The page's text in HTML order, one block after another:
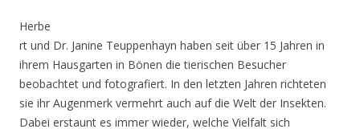
Herbe
rt und Dr. Janine Teuppenhayn haben seit über 15 Jahren in
ihrem Hausgarten in Bönen die tierischen Besucher
beobachtet und fotografiert. In den letzten Jahren richteten
sie ihr Augenmerk vermehrt auch auf die Welt der Insekten.
Dabei erstaunt es immer wieder, welche Vielfalt sich